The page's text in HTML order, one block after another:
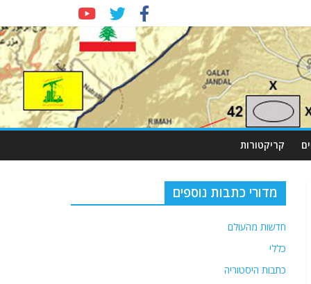
קריקטורות
מדורי כתבות נוספים
חדשות מהעולם
כללי
כתבות היסטוריה